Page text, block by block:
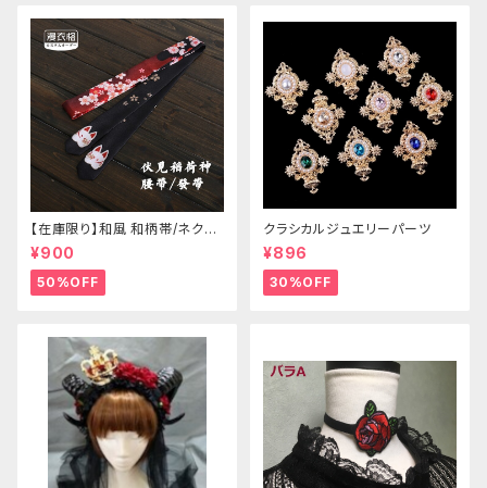
【在庫限り】和風 和柄帯/ネクタ
イ/リボン（狐面/金魚
¥900
50%OFF
クラシカルジュエリーパーツ
¥896
30%OFF